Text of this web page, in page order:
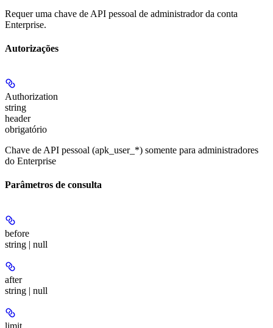
Requer uma chave de API pessoal de administrador da conta
Enterprise.
Autorizações
Authorization
string
header
obrigatório
Chave de API pessoal (apk_user_*) somente para administradores
do Enterprise
Parâmetros de consulta
before
string | null
after
string | null
limit